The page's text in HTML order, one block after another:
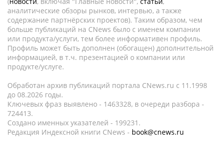
аналитические обзоры рынков, интервью, а также
содержание партнёрских проектов). Таким образом, чем
больше публикаций на CNews было с именем компании
или продукта/услуги, тем более информативен профиль.
Профиль может быть дополнен (обогащен) дополнительной
информацией, в т.ч. презентацией о компании или
продукте/услуге.
Обработан архив публикаций портала CNews.ru c 11.1998
до 08.2026 годы.
Ключевых фраз выявлено - 1463328, в очереди разбора -
724413.
Создано именных указателей - 199231.
Редакция Индексной книги CNews - book@cnews.ru